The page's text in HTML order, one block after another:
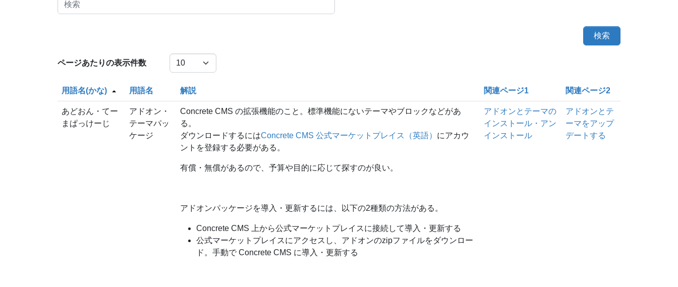
検索
ページあたりの表示件数
用語名(かな) 用語名 解説 関連ページ1 関連ページ2
あどおん・てー
まぱっけーじ
アドオン・
テーマパッ
ケージ
Concrete CMS の拡張機能のこと。標準機能にないテーマやブロックなどがあ
る。
ダウンロードするにはConcrete CMS 公式マーケットプレイス（英語） にアカウ
ントを登録する必要がある。
有償・無償があるので、予算や目的に応じて探すのが良い。
アドオンパッケージを導入・更新するには、以下の2種類の方法がある。
Concrete CMS 上から公式マーケットプレイスに接続して導入・更新する
公式マーケットプレイスにアクセスし、アドオンのzipファイルをダウンロー
ド。手動で Concrete CMS に導入・更新する
アドオンとテーマの
インストール・アン
インストール
アドオンとテ
ーマをアップ
デートする